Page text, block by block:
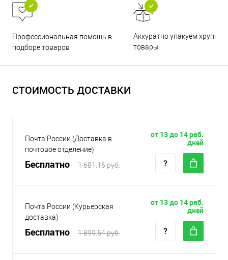
Профессиональная помощь в
подборе товаров
Аккуратно упакуем хрупкие
товары
СТОИМОСТЬ ДОСТАВКИ
Почта России (Доставка в
почтовое отделение)
Бесплатно 1 681.16 руб.
от 13 до 14 раб.
дней
Почта России (Курьерская
доставка)
Бесплатно 1 899.54 руб.
от 13 до 14 раб.
дней